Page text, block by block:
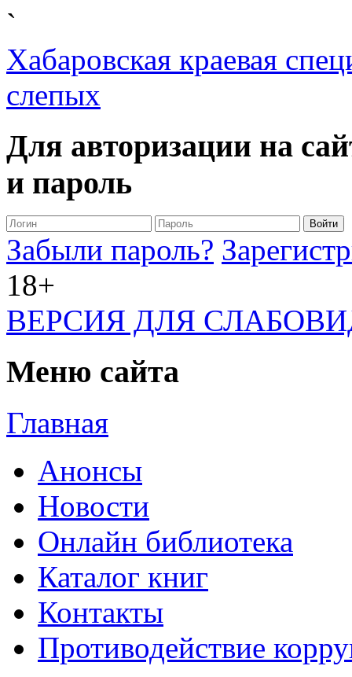
`
Хабаровская краевая
слепых
Для авторизации на
и пароль
Забыли пароль?
18+
ВЕРСИЯ ДЛЯ
Меню сайта
Главная
Анонсы
Новости
Онлайн библиотека
Каталог книг
Контакты
Противодействие